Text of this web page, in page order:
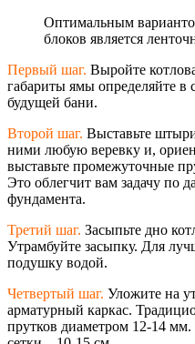
Оптимальным
блоков является
Первый шаг. Выройте
габариты ямы определяйте в
будущей бани.
Второй шаг. Выставьте
ними любую веревку и,
выставьте промежуточные
Это облегчит вам задачу по
фундамента.
Третий шаг. Засыпьте дно
Утрамбуйте засыпку. Для
подушку водой.
Четвертый шаг. Уложите на
арматурный каркас.
прутков диаметром 12-14